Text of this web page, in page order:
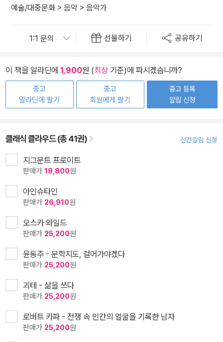
예술/대중문화 > 음악 > 음악가
선물하기 공유하기
이 책을 알라딘에 1,900원 (최상기준)에 파시겠습니까?
중고
알라딘에 팔기
중고
회원에게 팔기
중고 등록
알림 신청
클래식 클라우드 (총 41권) 신간알림 신청
지그문트 프로이트
판매가 19,800원
아인슈타인
판매가 26,910원
오스카 와일드
판매가 25,200원
윤동주 - 문학지도, 걸어가야겠다
판매가 25,200원
괴테 - 삶을 쓰다
판매가 25,200원
로버트 카파 - 전쟁 속 인간의 얼굴을 기록한 남자
판매가 25,200원